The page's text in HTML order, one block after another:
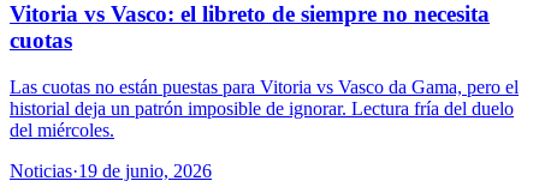
Vitoria vs Vasco: el libreto de siempre no necesita
cuotas
Las cuotas no están puestas para Vitoria vs Vasco da Gama, pero el
historial deja un patrón imposible de ignorar. Lectura fría del duelo
del miércoles.
Noticias·19 de junio, 2026